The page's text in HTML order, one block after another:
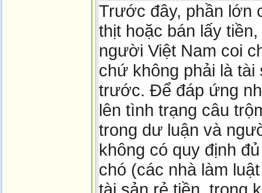
Trước đây, phần lớn
thịt hoặc bán lấy
người Việt Nam coi
chứ không phải là
trước. Để đáp ứng
lên tình trạng câu
trong dư luận và
không có quy định
chó (các nhà làm
tài sản rẻ tiền, trong